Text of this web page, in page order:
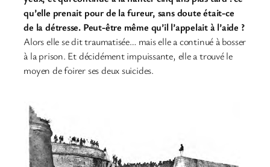
qu’elle prenait pour de la fureur, sans doute était-ce
de la détresse. Peut-être même qu’il l’appelait à l’aide ?
Alors elle se dit traumatisée… mais elle a continué à bosser
à la prison. Et décidément impuissante, elle a trouvé le
moyen de foirer ses deux suicides.